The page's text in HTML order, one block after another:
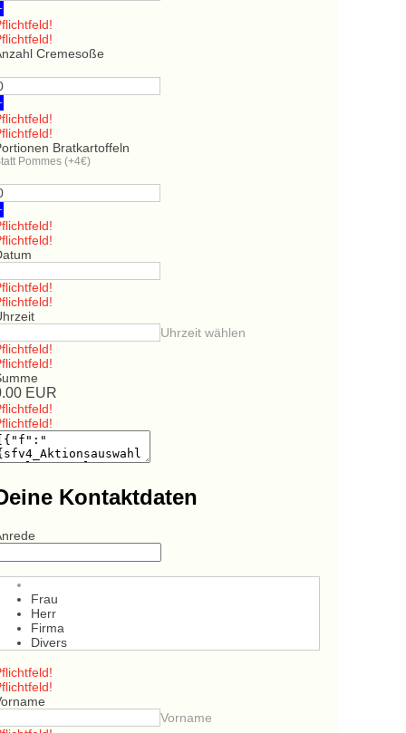
Cremesoße
Bratkartoffeln
Pommes (+4€)
Uhrzeit wählen
EUR
Kontaktdaten
Frau
Herr
Firma
Divers
Vorname